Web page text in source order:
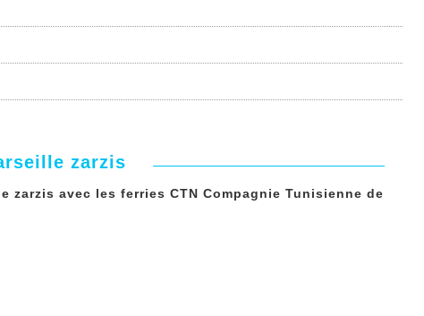
zarzis
avec les ferries CTN Compagnie Tunisienne de